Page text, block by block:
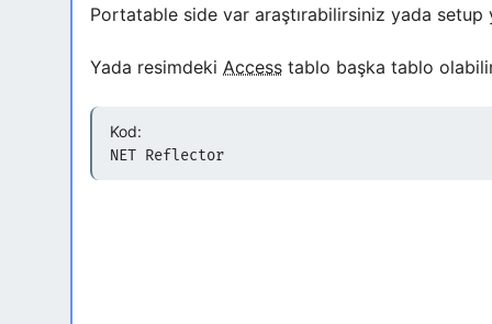
Portatable side var araştırabilirsiniz yada
Yada resimdeki Access tablo başka tablo
Kod:
NET Reflector